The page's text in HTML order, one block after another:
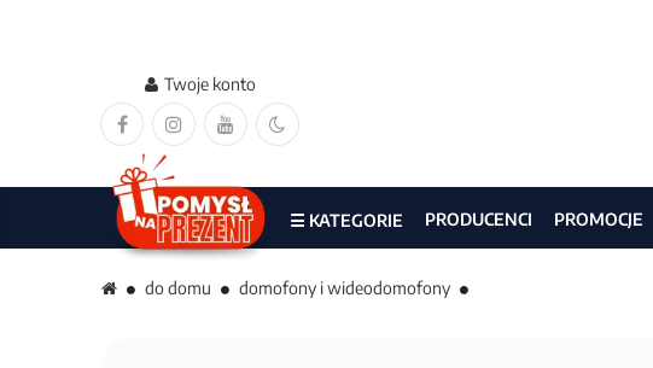
Twoje konto
☰ KATEGORIE PRODUCENCI PROMOCJE
do domu domofony i wideodomofony